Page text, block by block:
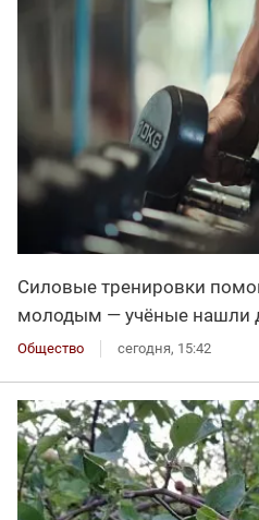
Силовые тренировки
молодым — учёные нашли
Общество сегодня, 15:42